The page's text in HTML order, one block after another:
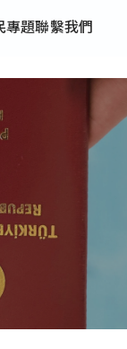
專題聯繫我們